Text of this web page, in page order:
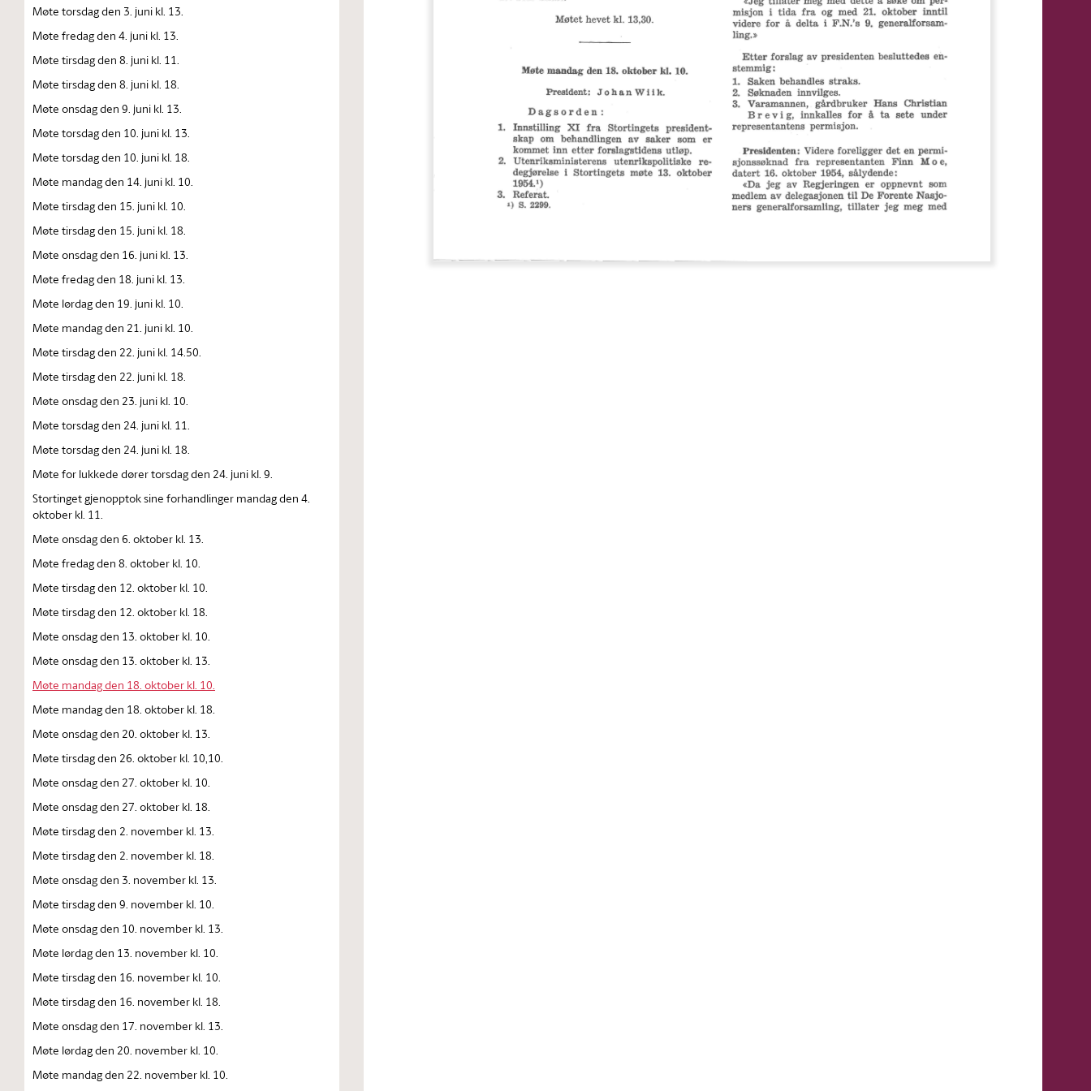
Møte torsdag den 3. juni kl. 13.
Møte fredag den 4. juni kl. 13.
Møte tirsdag den 8. juni kl. 11.
Møte tirsdag den 8. juni kl. 18.
Møte onsdag den 9. juni kl. 13.
Møte torsdag den 10. juni kl. 13.
Møte torsdag den 10. juni kl. 18.
Møte mandag den 14. juni kl. 10.
Møte tirsdag den 15. juni kl. 10.
Møte tirsdag den 15. juni kl. 18.
Møte onsdag den 16. juni kl. 13.
Møte fredag den 18. juni kl. 13.
Møte lørdag den 19. juni kl. 10.
Møte mandag den 21. juni kl. 10.
Møte tirsdag den 22. juni kl. 14.50.
Møte tirsdag den 22. juni kl. 18.
Møte onsdag den 23. juni kl. 10.
Møte torsdag den 24. juni kl. 11.
Møte torsdag den 24. juni kl. 18.
Møte for lukkede dører torsdag den 24. juni kl. 9.
Stortinget gjenopptok sine forhandlinger mandag den 4.
oktober kl. 11.
Møte onsdag den 6. oktober kl. 13.
Møte fredag den 8. oktober kl. 10.
Møte tirsdag den 12. oktober kl. 10.
Møte tirsdag den 12. oktober kl. 18.
Møte onsdag den 13. oktober kl. 10.
Møte onsdag den 13. oktober kl. 13.
Møte mandag den 18. oktober kl. 10.
Møte mandag den 18. oktober kl. 18.
Møte onsdag den 20. oktober kl. 13.
Møte tirsdag den 26. oktober kl. 10,10.
Møte onsdag den 27. oktober kl. 10.
Møte onsdag den 27. oktober kl. 18.
Møte tirsdag den 2. november kl. 13.
Møte tirsdag den 2. november kl. 18.
Møte onsdag den 3. november kl. 13.
Møte tirsdag den 9. november kl. 10.
Møte onsdag den 10. november kl. 13.
Møte lørdag den 13. november kl. 10.
Møte tirsdag den 16. november kl. 10.
Møte tirsdag den 16. november kl. 18.
Møte onsdag den 17. november kl. 13.
Møte lørdag den 20. november kl. 10.
Møte mandag den 22. november kl. 10.